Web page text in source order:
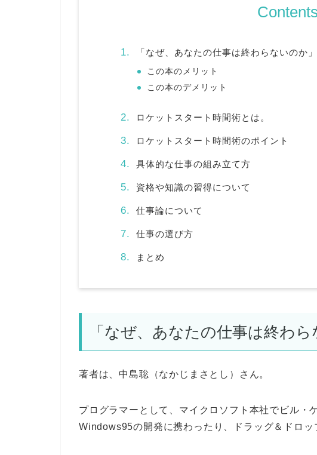
Contents
「なぜ、あなたの仕事は終わらないのか」
この本のメリット
この本のデメリット
ロケットスタート時間術とは。
ロケットスタート時間術のポイント
具体的な仕事の組み立て方
資格や知識の習得について
仕事論について
仕事の選び方
まとめ
「なぜ、あなたの仕事は終わら
著者は、中島聡（なかじまさとし）さん。
プログラマーとして、マイクロソフト本社でビル・
Windows95の開発に携わったり、ドラッグ＆ドロッ